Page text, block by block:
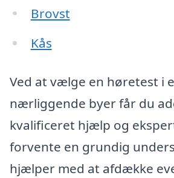
Brovst
Kås
Ved at vælge en høretest i
nærliggende byer får du
kvalificeret hjælp og
forvente en grundig
hjælper med at afdække